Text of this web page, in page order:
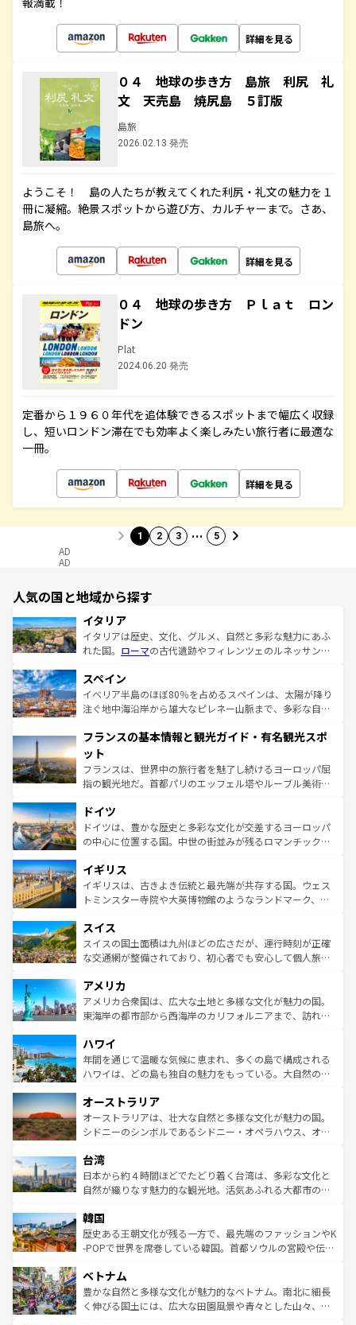
詳細を見る
０４ 地球の歩き方 島旅 利尻 礼
文 天売島 焼尻島 ５訂版
島旅
2026.02.13 発売
ようこそ！ 島の人たちが教えてくれた利尻・礼文の魅力を１
冊に凝縮。絶景スポットから遊び方、カルチャーまで。さあ、
島旅へ。
詳細を見る
０４ 地球の歩き方 Ｐｌａｔ ロン
ドン
Plat
2024.06.20 発売
定番から１９６０年代を追体験できるスポットまで幅広く収録
し、短いロンドン滞在でも効率よく楽しみたい旅行者に最適な
一冊。
詳細を見る
1 2 3 … 5
AD
AD
人気の国と地域から探す
イタリア
イタリアは歴史、文化、グルメ、自然と多彩な魅力にあふ
れた国。 ローマの古代遺跡やフィレンツェのルネッサンス
ろん、トスカーナの美しい田園風景やアマルフィ海岸の絶
景など、自然景観も見逃せない。観光の合間には、本場の
ピザやパスタなど、絶品のイタリア料理を堪能することも
ませてくれるイタリアで、忘れられない旅をしてみよう！
なお、新着のイタリア情報は
しい。
スペイン
イベリア半島のほぼ80％を占めるスペインは、太陽が降り
注ぐ地中海沿岸から雄大なピレネー山脈まで、多彩な自然
文化が根付くこの国では、情熱的なフラメンコ、熱気あふ
れる闘牛、そして美味しいタパスが生活の一部となってい
る。首都マドリードの洗練された雰囲気や、バルセロナの
アートに溢れた街角から、地方では古代ローマ遺跡や中世
せる。地方によって風土や気候が異なるスペインはその個
性で訪れる人を魅了する。 なお、新着のスペイン情報は コ
ンテンツ一覧を参照してほしい。
フランスの基本情報と観光ガイド・有名観光スポ
ット
フランスは、世界中の旅行者を魅了し続けるヨーロッパ屈
指の観光地だ。首都パリのエッフェル塔やルーブル美術館
で、幅広い魅力が詰まっている。華麗な宮殿、歴史的な大
聖堂、美しいビーチ、そして豊かな自然が、訪れる者を心
から魅了する。また、フランスは美食の国としても知ら
いる。シャンパンの発祥地であるランス、プロヴァンスの
香り高いラベンダー畑など、多彩な楽しみ方が可能だ。さ
らに、パリ以外の地域にも魅力が溢れており、どの街角に
れる地方に足を運ぶとそれぞれで全く異なる文化を体験で
きるだろう。 なお、新着のフランス情報はコンテンツ一覧
を参照してほしい。
ドイツ
ドイツは、豊かな歴史と多彩な文化が交差するヨーロッパ
の中心に位置する国。中世の街並みが残るロマンチック街
顔を持つこの国は、どこを歩いても飽きることがない。ベ
ルリンの文化的活気、バイエルン州のアルプスの絶景、そ
してライン川沿いのワイン畑といった風景は必見。ビール
は、お酒好きな人にはぜひ体験してほしい。 なお、新着の
ドイツ情報はコンテンツ一覧を参照してほしい。
イギリス
イギリスは、古きよき伝統と最先端が共存する国。ウェス
トミンスター寺院や大英博物館のようなランドマーク、歴
リアごとに異なる魅力がある。また、優雅なアフタヌーン
ティー、ビール好きにはたまらない英国パブ、サッカー観
戦など、本場だからこそできる体験も豊富。イギリスを旅
ンツ一覧を参照してほしい。
スイス
スイスの国土面積は九州ほどの広さだが、運行時刻が正確
な交通網が整備されており、初心者でも安心して個人旅行
の建物がそのまま残る町や、スイスならではのユニークな
博物館もあり、アルプス観光だけでなく町歩きも満喫する
ことができる。国民の所得が高いため物価も高いが、旅行
ば市内交通費無料で観光を楽しむこともできる。 なお、新
着のスイス情報はコンテンツ一覧 を参照してほしい。
アメリカ
アメリカ合衆国は、広大な土地と多様な文化が魅力の国。
東海岸の都市部から西海岸のカリフォルニアまで、訪れる
のような巨大都市は、観光、ショッピング、エンターテイ
ンメントが詰まった刺激的なスポットだ。一方、アメリカ
西部には大自然が広がり、グランドキャニオンやイエロー
部のニューオーリンズでは、音楽と美食が融合した独特の
文化が魅力。旅行者はアメリカの各地域で異なる魅力を楽
しみながら、その多様性と豊かな歴史を感じることができ
ならではの贅沢な旅のスタイルだ。 なお、新着のアメリカ
情報はコンテンツ一覧を参照してほしい。
ハワイ
年間を通じて温暖な気候に恵まれ、多くの島で構成される
ハワイは、どの島も独自の魅力をもっている。大自然の神
ワイ島は見逃せない。また、定番の観光地といえばオアフ
島だが、静かな自然を求めるならマウイ島やカウアイ島が
おすすめ。エメラルドグリーンに輝く海をはじめ、豊かな
れるおもてなしの心で訪れる人々を迎えてくれるハワイの
人々、おいしいローカルフードやハワイアンミュージッ
ク、伝統的なフラダンスなど、すべてがハワイの魅力を彩
ワイを、存分に味わってほしい。 なお、新着のハワイ情報
はコンテンツ一覧を参照してほしい。
オーストラリア
オーストラリアは、壮大な自然と多様な文化が魅力の国。
シドニーのシンボルであるシドニー・オペラハウス、オー
リアリーフや大陸中央部にそびえるウルル（エアーズロッ
ク）、タスマニアの美しい原生林やケアンズの熱帯雨林な
ど、見どころがたくさん。また、カフェやワイン、オージ
いる。アクティビティも充実しており、サーフィンやダイ
ビング、ハイキングなど、アウトドア好きにはたまらな
い。オーストラリアの多彩な魅力を存分に味わいつくそ
参照してほしい。
台湾
日本から約４時間ほどでたどり着く台湾は、多彩な文化と
自然が織りなす魅力的な観光地。活気あふれる大都市の台
ン）、静ひつな山岳地帯である台湾東部など、都市の喧騒
と山間の静けさが共存しており、訪れる人に新しい発見と
驚きをもたらしてくれる。また、奥深い台湾の食文化も魅
容にもいいと評判のスイーツなど、バラエティ豊かな料理
が味わえる。 なお、新着の台湾情報は コンテンツ一覧を参
照してほしい。
韓国
歴史ある王朝文化が残る一方で、最先端のファッションやK
-POPで世界を席巻している韓国。首都ソウルの宮殿や伝統
き、地方に足を延ばせば四季折々の自然美を楽しむことが
できる。そして、キムチや焼肉、絶品のストリートフード
まで、さまざまな韓国料理が待っている。夜には、韓国な
ベトナム
豊かな自然と多様な文化が魅力的なベトナム。南北に細長
く伸びる国土には、広大な田園風景や青々とした山々、世